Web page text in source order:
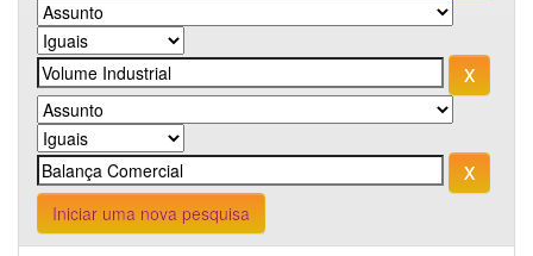
Iniciar uma nova pesquisa